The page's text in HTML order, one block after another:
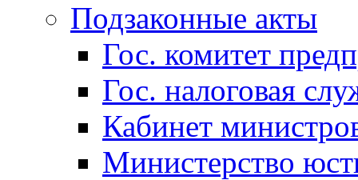
Подзаконные акты
Гос. комитет
Гос. налоговая
Кабинет
Министерство